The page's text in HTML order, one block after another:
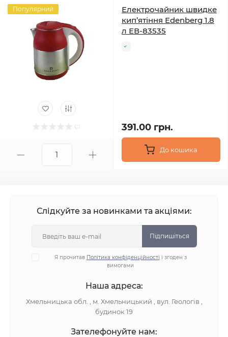
Популярний
Електрочайник швидке
кип’ятіння Edenberg 1.8
л ЕВ-83535
391.00 грн.
До кошика
Слідкуйте за новинками та акціями:
Підпишіться
Я прочитав Політика конфіденційності і згоден з
вимогами
Наша адреса:
Хмельницька обл. , м. Хмельницький , вул. Геологів ,
будинок 19
Зателефонуйте нам: